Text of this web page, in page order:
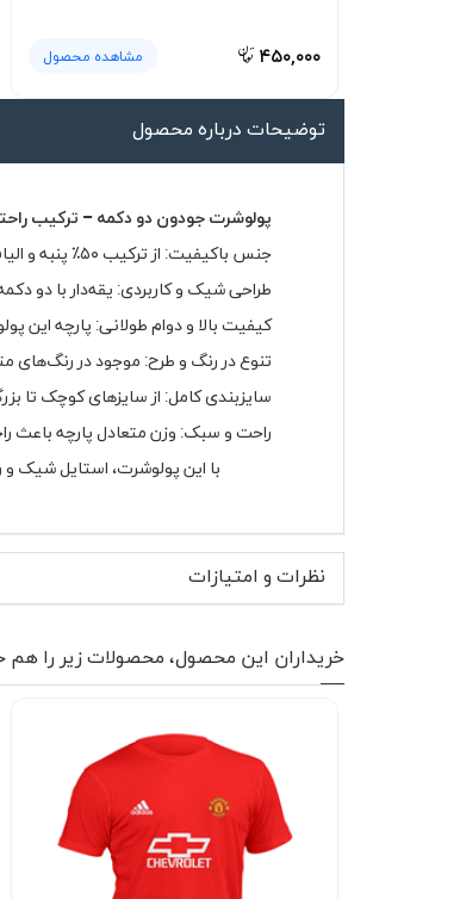
گردنی کلاه شو
۴۵۰,۰۰۰ مشاهده محصول
توضیحات درباره محصول
پولوشرت جودون دو دکمه – ترکیب
جنس باکیفیت: از ترکیب ۵۰٪ پنبه و الیاف درجه یک تولید شده که باعث نرمی، لطافت و گردش هوای مناسب روی پوست می‌شود.
طراحی شیک و کاربردی: یقه‌دار با دو
کیفیت بالا و دوام طولانی: پارچه
تنوع در رنگ و طرح: موجود در رنگ‌های
سایزبندی کامل: از سایزهای کوچک تا
راحت و سبک: وزن متعادل پارچه باعث
با این پولوشرت، استایل شیک و
نظرات و امتیازات
خریداران این محصول، محصولات زیر را هم